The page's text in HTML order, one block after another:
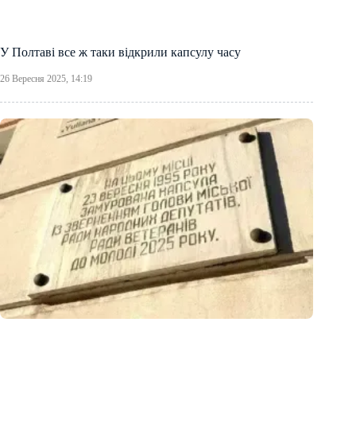
У Полтаві все ж таки відкрили капсулу часу
26 Вересня 2025, 14:19